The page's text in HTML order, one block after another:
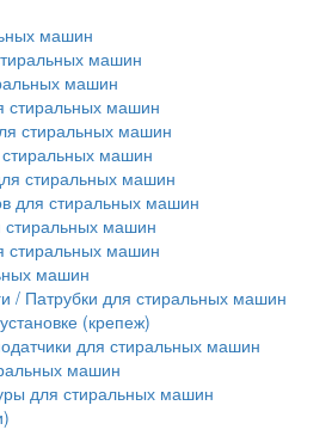
машин
машин
машин
машин
стиральных машин
машин
стиральных машин
для стиральных машин
машин
машин
машин
/ Патрубки для стиральных машин
(крепеж)
для стиральных машин
машин
для стиральных машин